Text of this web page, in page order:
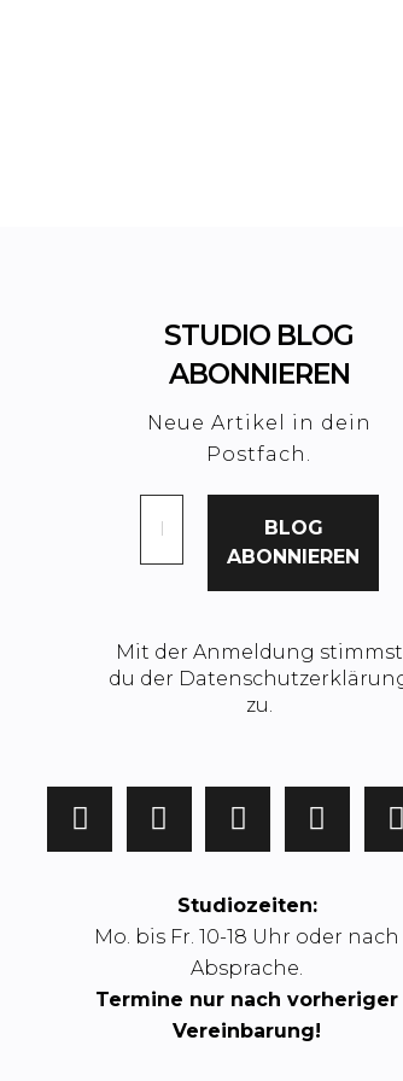
STUDIO BLOG
ABONNIEREN
Neue Artikel in dein
Postfach.
Mit der Anmeldung stimmst
du der
zu.
Studiozeiten:
Mo. bis Fr. 10-18 Uhr oder nach
Absprache.
Termine nur nach vorheriger
Vereinbarung!